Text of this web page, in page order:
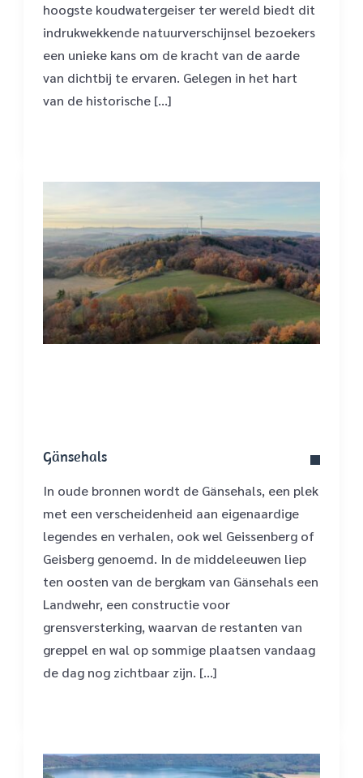
hoogste koudwatergeiser ter wereld biedt dit
indrukwekkende natuurverschijnsel bezoekers
een unieke kans om de kracht van de aarde
van dichtbij te ervaren. Gelegen in het hart
van de historische […]
Gänsehals
In oude bronnen wordt de Gänsehals, een plek
met een verscheidenheid aan eigenaardige
legendes en verhalen, ook wel Geissenberg of
Geisberg genoemd. In de middeleeuwen liep
ten oosten van de bergkam van Gänsehals een
Landwehr, een constructie voor
grensversterking, waarvan de restanten van
greppel en wal op sommige plaatsen vandaag
de dag nog zichtbaar zijn. […]